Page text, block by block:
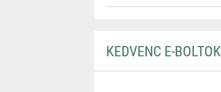
KEDVENC E-BOLTOK